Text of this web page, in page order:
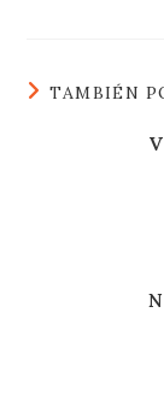
TAMBIÉN